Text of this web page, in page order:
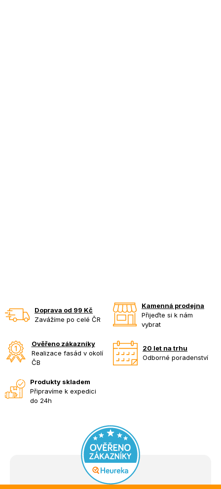
Doprava od 99 Kč
Zavážíme po celé ČR
Kamenná prodejna
Přijeďte si k nám
vybrat
Ověřeno zákazníky
Realizace fasád v okolí
ČB
20 let na trhu
Odborné poradenství
Produkty skladem
Připravíme k expedici
do 24h